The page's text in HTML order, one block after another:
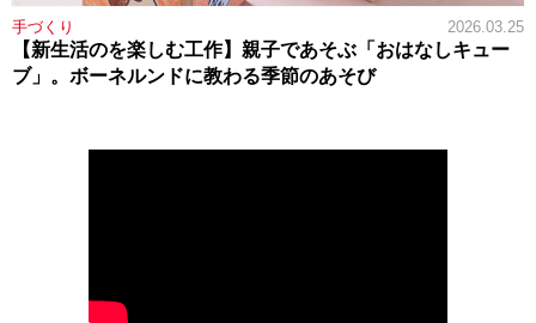
手づくり 2026.03.25
【新生活のを楽しむ工作】親子であそぶ「おはなしキュー
ブ」。ボーネルンドに教わる季節のあそび